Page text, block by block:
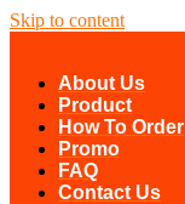
Skip to content
About Us
Product
How To Order
Promo
FAQ
Contact Us